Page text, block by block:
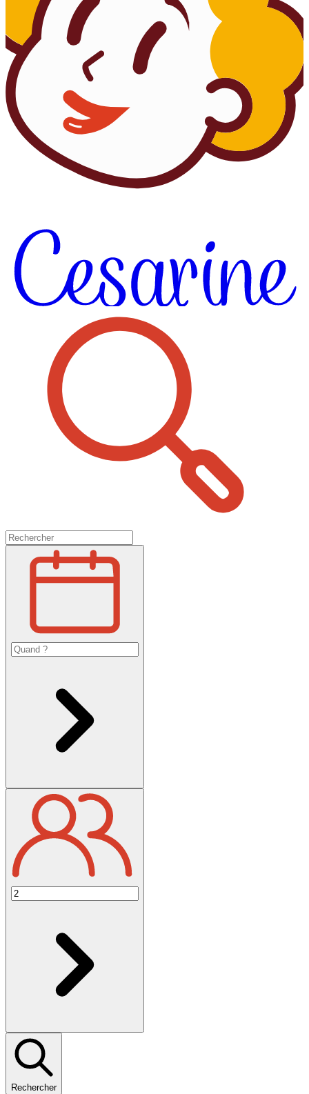
Rechercher